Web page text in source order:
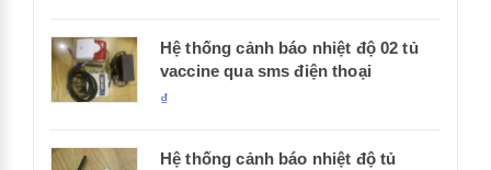
Hệ thống cảnh báo nhiệt độ 02 tủ
vaccine qua sms điện thoại
₫
Hệ thống cảnh báo nhiệt độ tủ